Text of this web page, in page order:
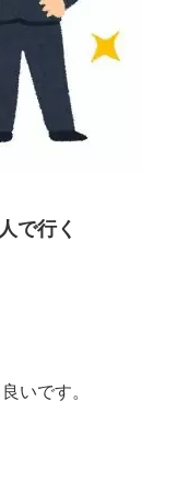
で行く
いです。